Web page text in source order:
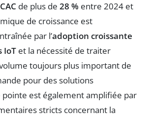
de plus de 28 % entre 2024 et
de croissance est
par l’adoption croissante
IoT et la nécessité de traiter
toujours plus important de
pour des solutions
est également amplifiée par
stricts concernant la